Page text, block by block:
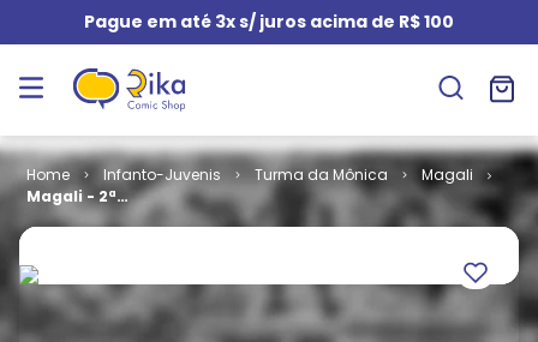
Pague em até 3x s/ juros acima de R$ 100
Infanto-Juvenis Turma da Mônica
Magali
Magali - 2ª
Série # 024